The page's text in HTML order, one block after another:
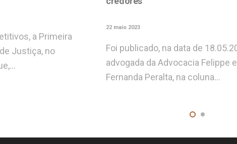
a Primeira
Justiça, no
22 maio 2023
Foi publicado, na data de
advogada da Advocacia Felippe
Fernanda Peralta, na coluna…